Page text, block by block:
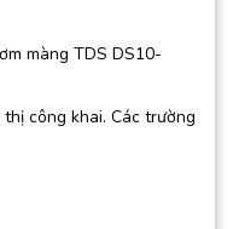
màng TDS DS10-
công khai. Các trường